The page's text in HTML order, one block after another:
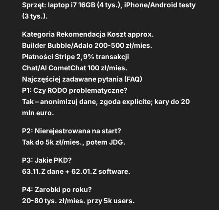
Sprzęt: laptop i7 16GB (4 tys.), iPhone/Android testy
(3 tys.).
Kategoria Rekomendacja Koszt approx.
Builder Bubble/Adalo 200-500 zł/mies.
Płatności Stripe 2,9% transakcji
Chat/AI CometChat 100 zł/mies.
Najczęściej zadawane pytania (FAQ)
P1: Czy RODO problematyczne?
Tak – anonimizuj dane, zgoda explicite; kary do 20
mln euro.
P2: Nierejestrowana na start?
Tak do 5k zł/mies., potem JDG.
P3: Jakie PKD?
63.11.Z dane + 62.01.Z software.
P4: Zarobki po roku?
20-80 tys. zł/mies. przy 5k users.